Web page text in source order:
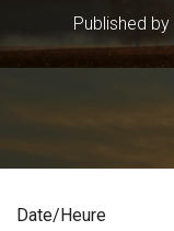
Published by
Date/Heure